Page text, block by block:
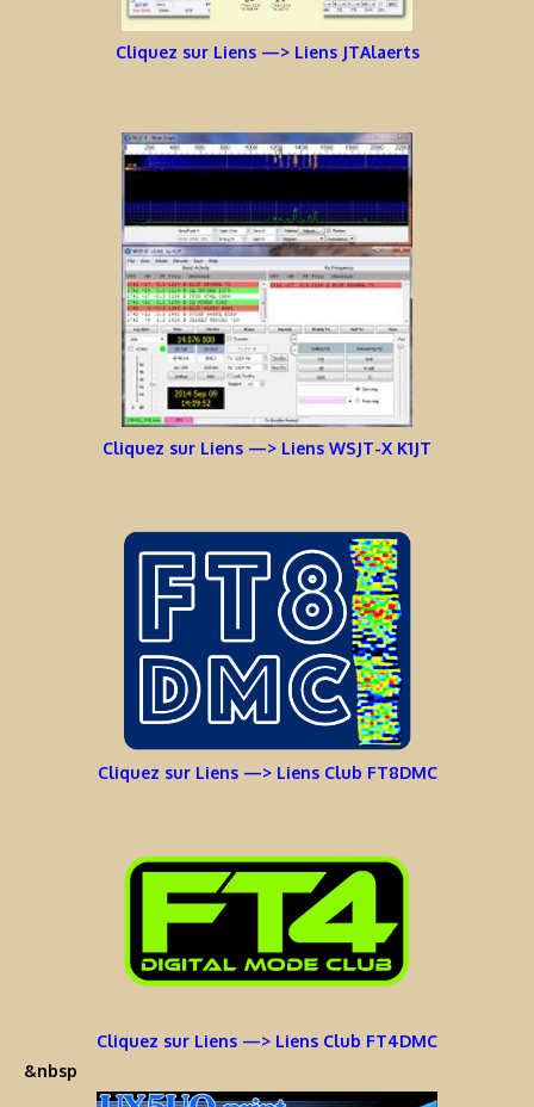
Cliquez sur Liens —> Liens JTAlaerts
Cliquez sur Liens —> Liens WSJT-X K1JT
Cliquez sur Liens —> Liens Club FT8DMC
Cliquez sur Liens —> Liens Club FT4DMC
&nbsp